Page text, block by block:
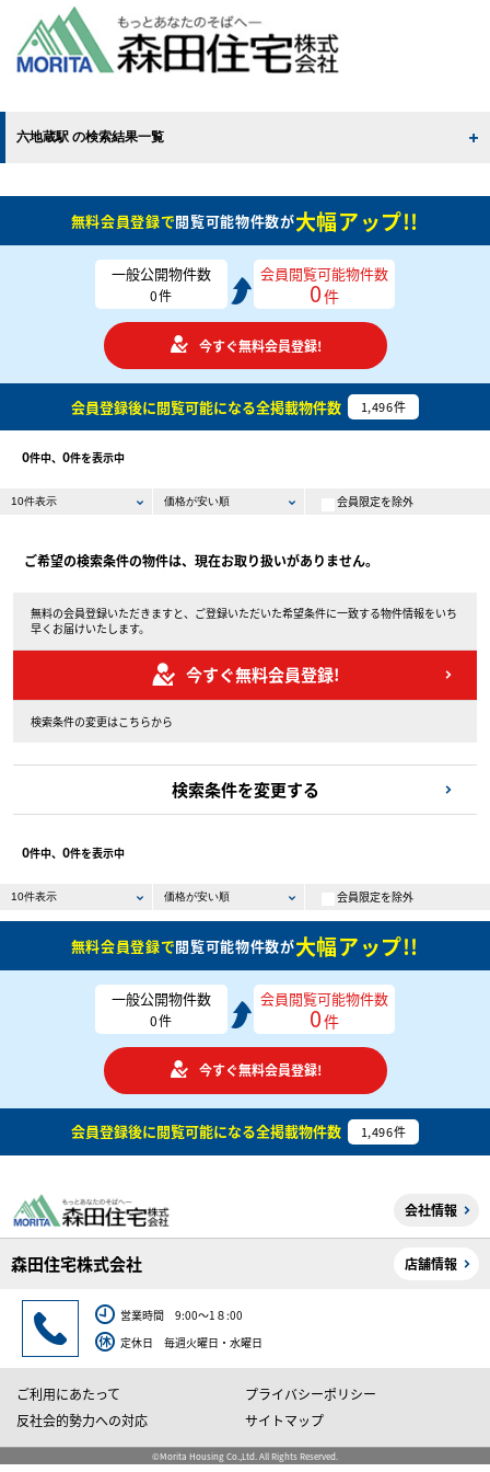
六地蔵駅 の検索結果一覧
無料会員登録で閲覧可能物件数が大幅アップ!!
一般公開物件数
0件
会員閲覧可能物件数
0件
今すぐ無料会員登録!
会員登録後に閲覧可能になる全掲載物件数 1,496件
0件中、 0件を表示中
会員限定を除外
ご希望の検索条件の物件は、現在お取り扱いがありません。
無料の会員登録いただきますと、ご登録いただいた希望条件に一致する物件情報をいち
早くお届けいたします。
今すぐ無料会員登録!
検索条件の変更はこちらから
検索条件を変更する
0件中、 0件を表示中
会員限定を除外
無料会員登録で閲覧可能物件数が大幅アップ!!
一般公開物件数
0件
会員閲覧可能物件数
0件
今すぐ無料会員登録!
会員登録後に閲覧可能になる全掲載物件数 1,496件
会社情報
森田住宅株式会社 店舗情報
営業時間 9:00～1８:00
定休日 毎週火曜日・水曜日
ご利用にあたって
プライバシーポリシー
反社会的勢力への対応
サイトマップ
©Morita Housing Co.,Ltd. All Rights Reserved.